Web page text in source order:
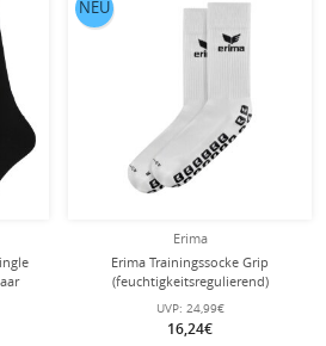
Erima
Erima Trainingssocke Grip
(feuchtigkeitsregulierend)
weiss/schwarz- 1 Paar
UVP: 24,99€
16,24€
NEU